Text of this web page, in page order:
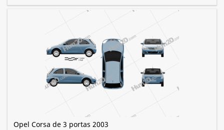
Opel Corsa de 3 portas 2003